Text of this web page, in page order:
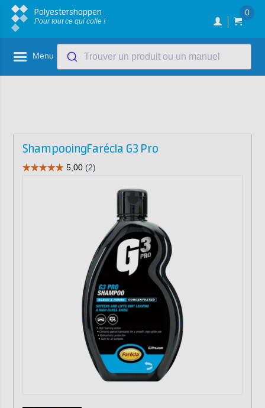
Polyestershoppen
Pour tout ce qui colle !
0
Menu Trouver un produit ou un manuel
ShampooingFarécla G3 Pro